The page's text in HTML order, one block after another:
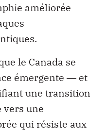
améliorée
le Canada se
émergente ― et
une transition
vers une
qui résiste aux